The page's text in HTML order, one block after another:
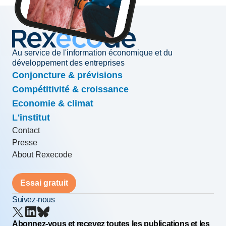
Au service de l'information économique et du
développement des entreprises
Conjoncture & prévisions
Compétitivité & croissance
Economie & climat
L'institut
Contact
Presse
About Rexecode
Essai gratuit
Suivez-nous
Abonnez-vous et recevez toutes les publications et les